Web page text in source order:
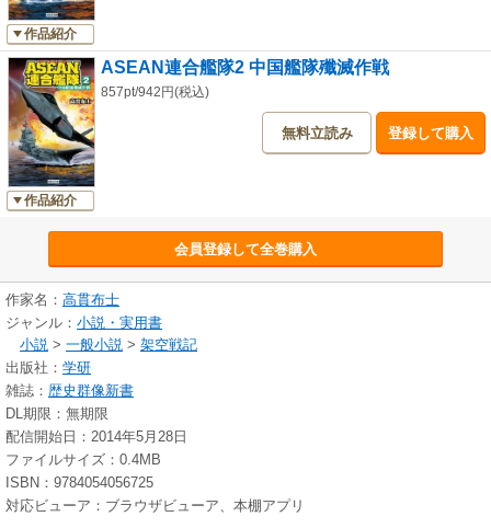
作品紹介
作品紹介
ASEAN連合艦隊2 中国艦隊殲滅作戦
857pt/942円(税込)
無料立読み 登録して購入
会員登録して全巻購入
作家名： 高貫布士
ジャンル： 小説・実用書
小説 > 一般小説 > 架空戦記
出版社： 学研
雑誌： 歴史群像新書
DL期限：無期限
配信開始日：2014年5月28日
ファイルサイズ：0.4MB
ISBN：9784054056725
対応ビューア：ブラウザビューア、本棚アプリ